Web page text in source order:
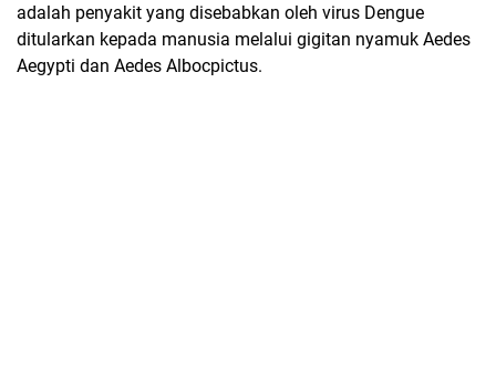
adalah penyakit yang disebabkan oleh virus Dengue
ditularkan kepada manusia melalui gigitan nyamuk Aedes
Aegypti dan Aedes Albocpictus.